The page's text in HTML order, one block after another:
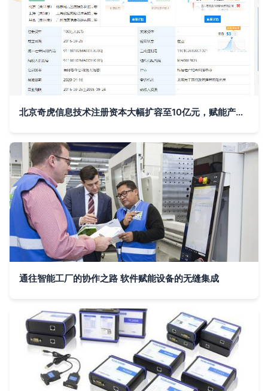
北京奇虎信息技术注册资本大幅扩容至10亿元，赋能产业转型
通往智能工厂的协作之路 软件赋能设备的无缝集成